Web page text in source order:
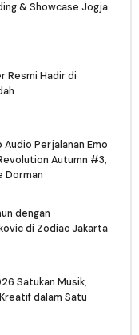
& Showcase Jogja
Resmi Hadir di
Perjalanan Emo
Autumn #3,
Dorman
dengan
di Zodiac Jakarta
Satukan Musik,
dalam Satu